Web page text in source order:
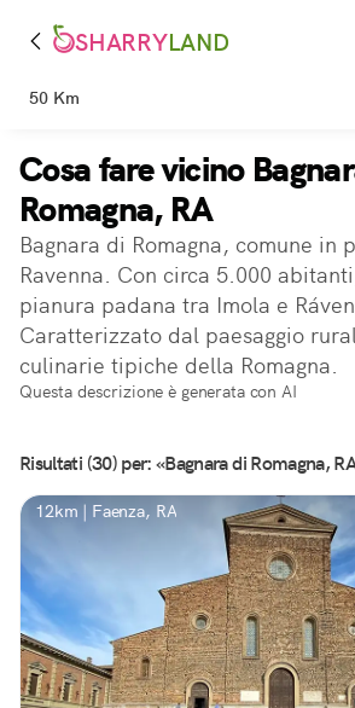
SHARRYLAND
50 Km
Cosa fare vicino
Romagna, RA
Bagnara di Romagna, comune in
Ravenna. Con circa 5.000
pianura padana tra Imola e
Caratterizzato dal paesaggio
culinarie tipiche della Romagna.
Questa descrizione è generata con AI
Risultati (30) per: «Bagnara di Romagna,
12km | Faenza, RA